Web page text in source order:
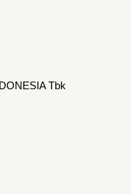
Tbk